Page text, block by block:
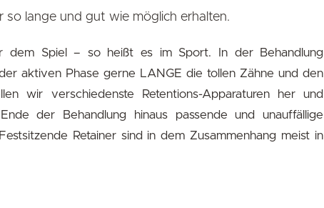
so lange und gut wie möglich erhalten.
dem Spiel – so heißt es im Sport. In der Behandlung
aktiven Phase gerne LANGE die tollen Zähne und den
wir verschiedenste Retentions-Apparaturen her und
der Behandlung hinaus passende und unauffällige
Retainer sind in dem Zusammenhang meist in